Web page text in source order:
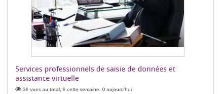
Services professionnels de saisie de données et
assistance virtuelle
39 vues au total, 9 cette semaine, 0 aujourd'hui